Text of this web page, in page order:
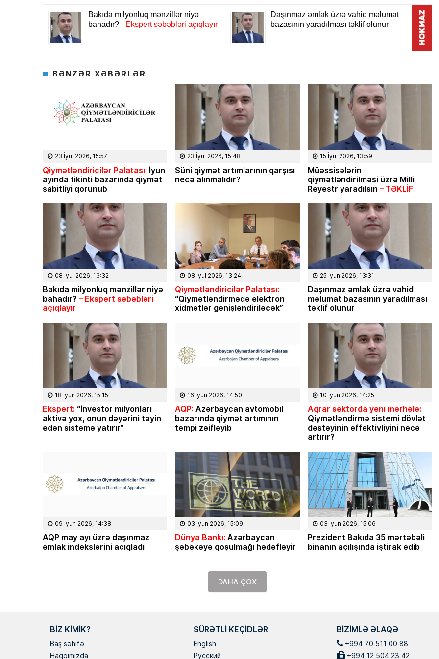
BƏNZƏR XƏBƏRLƏR
23 İyul 2026, 15:57
Qiymətləndiricilər Palatası: İyun
ayında tikinti bazarında qiymət
sabitliyi qorunub
23 İyul 2026, 15:48
Süni qiymət artımlarının qarşısı
necə alınmalıdır?
15 İyul 2026, 13:59
Müəssisələrin
qiymətləndirilməsi üzrə Milli
Reyestr yaradılsın – TƏKLİF
08 İyul 2026, 13:32
Bakıda milyonluq mənzillər niyə
bahadır? – Ekspert səbəbləri
açıqlayır
08 İyul 2026, 13:24
Qiymətləndiricilər Palatası:
“Qiymətləndirmədə elektron
xidmətlər genişləndiriləcək”
25 İyun 2026, 13:31
Daşınmaz əmlak üzrə vahid
məlumat bazasının yaradılması
təklif olunur
18 İyun 2026, 15:15
Ekspert: “İnvestor milyonları
aktivə yox, onun dəyərini təyin
edən sistemə yatırır”
16 İyun 2026, 14:50
AQP: Azərbaycan avtomobil
bazarında qiymət artımının
tempi zəifləyib
10 İyun 2026, 14:25
Aqrar sektorda yeni mərhələ:
Qiymətləndirmə sistemi dövlət
dəstəyinin effektivliyini necə
artırır?
09 İyun 2026, 14:38
AQP may ayı üzrə daşınmaz
əmlak indekslərini açıqladı
03 İyun 2026, 15:09
Dünya Bankı: Azərbaycan
şəbəkəyə qoşulmağı hədəfləyir
03 İyun 2026, 15:06
Prezident Bakıda 35 mərtəbəli
binanın açılışında iştirak edib
DAHA ÇOX
Sabir poeziyası –
Ərkivan qəsəbəsaində
Memarlıq və İnşaat
iqtisadçı-mühəndis ixtisası
İqtisad elmləri doktorudur.
Niyə İlham Əliyev və ya 20
Azər Niftiyev yazır
bilmədiyim taleyüklü məsələləri, planları,
işləri sizin köməyiniz və dəstəyinizlə İlham
Əliyev başa çatdıra biləcək. Mən […]
Mikayıl Mirzəzadə
24 İyun 2022, 17:14
Türkiyə iqtidarı və müxalifəti
keçmiş futbolçularla
seçkilərə qatılacaq, yoxsa…
Türkiyədə 2023-cü ilin avqust ayında
növbəti prezident seçkiləri keçiriləcək.
Seçkilərə bir ildən çox vaxt qalmasına
baxmayaraq, Türkiyə cəmiyyətində
indidən müzakirələr […]
BIZ KIMIK?
Baş səhifə
Haqqımızda
SÜRƏTLI KEÇIDLƏR
English
Русский
BIZIMLƏ ƏLAQƏ
+994 70 511 00 88
+994 12 504 23 42